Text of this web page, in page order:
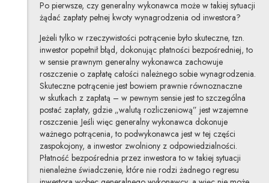
Po pierwsze, czy generalny wykonawca może w takiej sytuacji
żądać zapłaty pełnej kwoty wynagrodzenia od inwestora?
Jeżeli tylko w rzeczywistości potrącenie było skuteczne, tzn.
inwestor popełnił błąd, dokonując płatności bezpośredniej, to
w sensie prawnym generalny wykonawca zachowuje
roszczenie o zapłatę całości należnego sobie wynagrodzenia.
Skuteczne potrącenie jest bowiem prawnie równoznaczne
w skutkach z zapłatą – w pewnym sensie jest to szczególna
postać zapłaty, gdzie „walutą rozliczeniową” jest wzajemne
roszczenie. Jeśli więc generalny wykonawca dokonuje
ważnego potrącenia, to podwykonawca jest w tej części
zaspokojony, a inwestor zwolniony z odpowiedzialności.
Płatność bezpośrednia przez inwestora to w takiej sytuacji
nienależne świadczenie, które nie rodzi żadnego regresu